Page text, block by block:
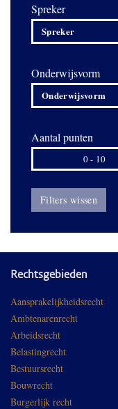
Spreker
Spreker
Onderwijsvorm
Onderwijsvorm
Aantal punten
0 - 10
Filters wissen
Rechtsgebieden
Aansprakelijkheidsrecht
Ambtenarenrecht
Arbeidsrecht
Belastingrecht
Bestuursrecht
Bouwrecht
Burgerlijk recht